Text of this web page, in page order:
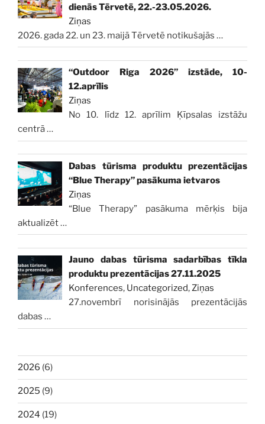
dienās Tērvetē, 22.-23.05.2026.
Ziņas
2026. gada 22. un 23. maijā Tērvetē notikušajās …
“Outdoor Riga 2026” izstāde, 10-
12.aprīlis
Ziņas
No 10. līdz 12. aprīlim Ķīpsalas izstāžu
centrā…
Dabas tūrisma produktu prezentācijas
“Blue Therapy” pasākuma ietvaros
Ziņas
“Blue Therapy” pasākuma mērķis bija
aktualizēt…
Jauno dabas tūrisma sadarbības tīkla
produktu prezentācijas 27.11.2025
Konferences, Uncategorized,Ziņas
27.novembrī norisinājās prezentācijās
dabas …
2026 (6)
2025 (9)
2024 (19)